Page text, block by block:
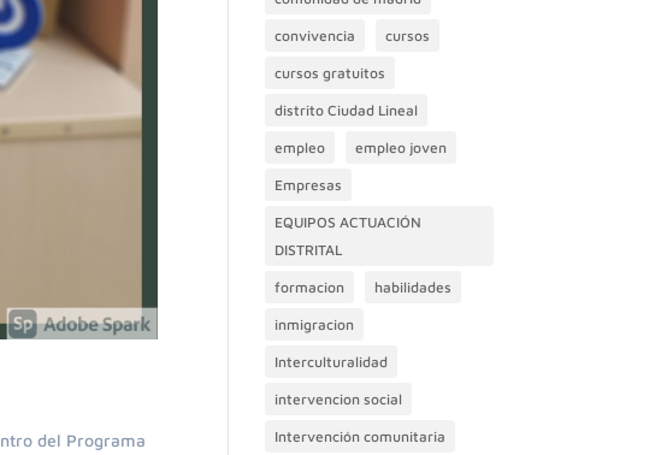
del Programa
convivencia cursos
cursos gratuitos
distrito Ciudad Lineal
empleo empleo joven
Empresas
EQUIPOS ACTUACIÓN
DISTRITAL
formacion habilidades
inmigracion
Interculturalidad
intervencion social
Intervención comunitaria